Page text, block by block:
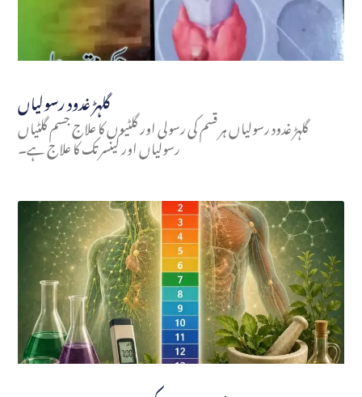
گلہڑ غدود رسولیاں
گلہڑ غدود رسولیاں ہر قسم کی رسولی اور گلٹیوں کا علاج جسم گلٹیاں
رسولیاں اور کینسر تک کا علاج ہے۔